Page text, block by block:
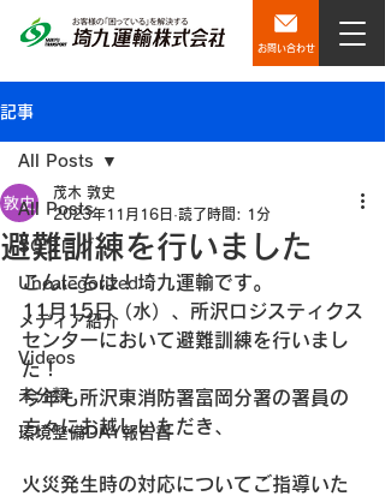
お問い合わせ
記事
All Posts
SQブログ
Uncategorized
メディア紹介
Videos
未分類
環境整備DAY報告書
All Posts
避難訓練を行いました
茂木 敦史
2023年11月16日 読了時間: 1分
こんにちは！埼九運輸です。
11月15日（水）、所沢ロジスティクス
センターにおいて避難訓練を行いまし
た！
今年も所沢東消防署富岡分署の署員の
方々にお越しいただき、
火災発生時の対応についてご指導いた